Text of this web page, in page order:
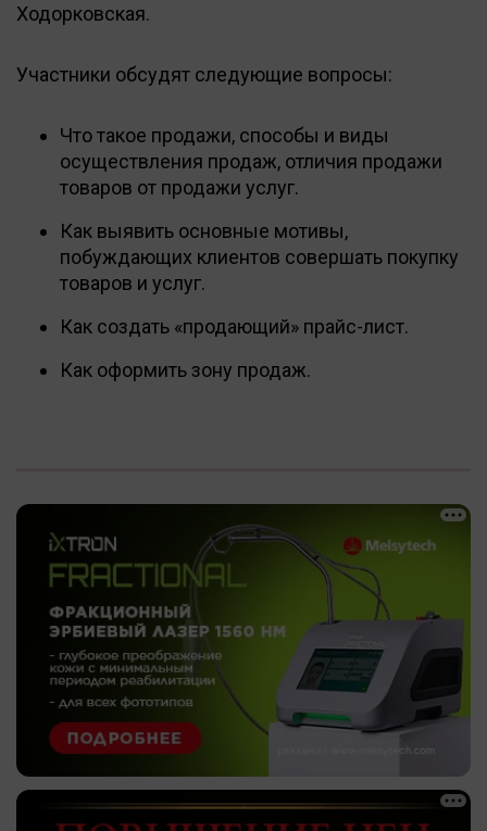
Ходорковская.
Участники обсудят следующие вопросы:
Что такое продажи, способы и виды
осуществления продаж, отличия продажи
товаров от продажи услуг.
Как выявить основные мотивы,
побуждающих клиентов совершать покупку
товаров и услуг.
Как создать «продающий» прайс-лист.
Как оформить зону продаж.